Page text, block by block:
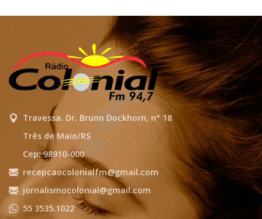
Travessa. Dr. Bruno Dockhorn, n° 18
Três de Maio/RS
Cep: 98910-000
recepcaocolonialfm@gmail.com
jornalismocolonial@gmail.com
55 3535.1022